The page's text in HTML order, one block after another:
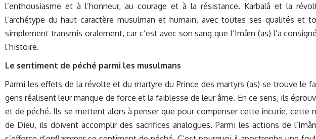
l’enthousiasme et à l’honneur, au courage et à la résistance. Karbalâ et la
l’archétype du haut caractère musulman et humain, avec toutes ses qualités et
simplement transmis oralement, car c’est avec son sang que l’Imâm (as) l’a
l’histoire.
Le sentiment de péché parmi les musulmans
Parmi les effets de la révolte et du martyre du Prince des martyrs (as) se trouve le
gens réalisent leur manque de force et la faiblesse de leur âme. En ce sens, ils
et de péché. Ils se mettent alors à penser que pour compenser cette incurie, cette
de Dieu, ils doivent accomplir des sacrifices analogues. Parmi les actions de